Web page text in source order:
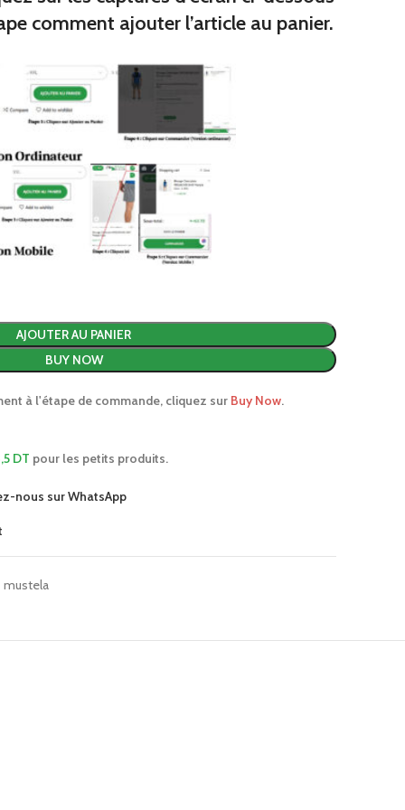
junior
comment ajouter l’article au panier.
AJOUTER AU PANIER
BUY NOW
à l'étape de commande, cliquez sur Buy Now.
DT pour les petits produits.
nous sur WhatsApp
mustela